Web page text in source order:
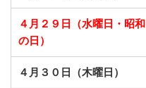
４月２９日（水曜日・昭和
の日）
４月３０日（木曜日）